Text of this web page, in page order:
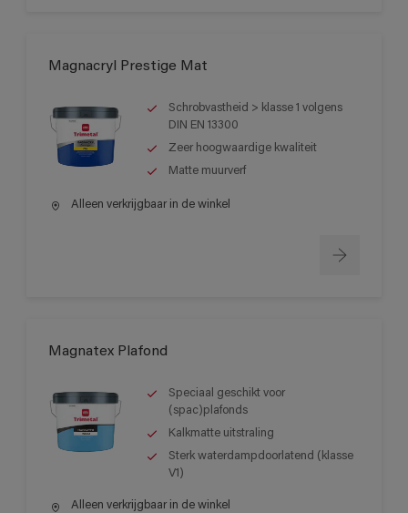
Magnacryl Prestige Mat
Schrobvastheid > klasse 1 volgens
DIN EN 13300
Zeer hoogwaardige kwaliteit
Matte muurverf
Alleen verkrijgbaar in de winkel
Magnatex Plafond
Speciaal geschikt voor
(spac)plafonds
Kalkmatte uitstraling
Sterk waterdampdoorlatend (klasse
V1)
Alleen verkrijgbaar in de winkel